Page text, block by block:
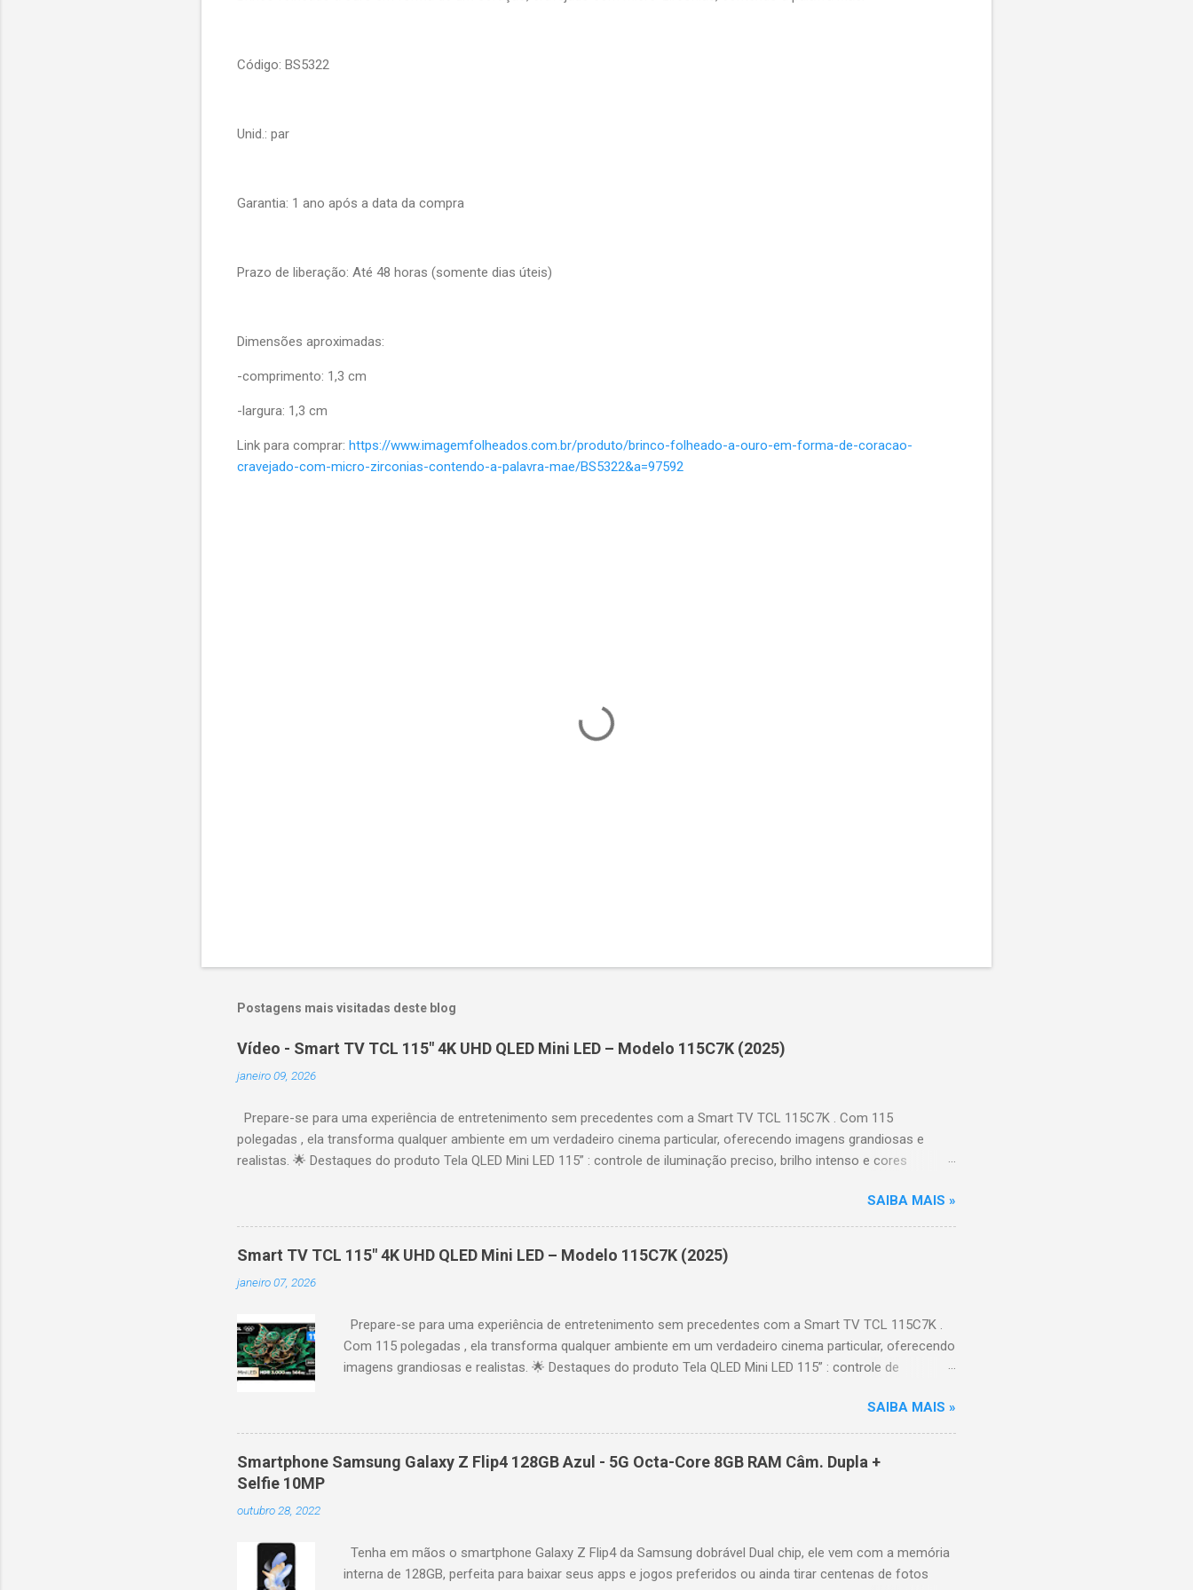
Código: BS5322
Unid.: par
Garantia: 1 ano após a data da compra
Prazo de liberação: Até 48 horas (somente dias úteis)
Dimensões aproximadas:
-comprimento: 1,3 cm
-largura: 1,3 cm
Link para comprar: https://www.imagemfolheados.com.br/produto/brinco-folheado-a-ouro-em-forma-de-coracao-
cravejado-com-micro-zirconias-contendo-a-palavra-mae/BS5322&a=97592
Postagens mais visitadas deste blog
Vídeo - Smart TV TCL 115" 4K UHD QLED Mini LED – Modelo 115C7K (2025)
janeiro 09, 2026
Prepare-se para uma experiência de entretenimento sem precedentes com a Smart TV TCL 115C7K . Com 115
polegadas , ela transforma qualquer ambiente em um verdadeiro cinema particular, oferecendo imagens grandiosas e
realistas. 🌟 Destaques do produto Tela QLED Mini LED 115” : controle de iluminação preciso, brilho intenso e cores
desempenho otimizado para imagens e movimentos fluidos. Taxa de atualização nativa de 144Hz (até 240Hz com DLG) :
ideal para esportes e games, garantindo fluidez e resposta imediata. Google TV integrado : interface intuitiva,
recomendações personalizadas e acesso a aplicativos como YouTube, Netflix, Disney+, Prime Video, HBO Max e muito
mais. Google Assistente : comandos de voz para facilitar sua navegação. 📐 Design e dimensões Largura: 256,6 cm |
Altura: 153,8 cm | Profundidade: 44,5 cm Peso: 99,8 kg (229,3 kg com embalagem) Estrutura imponen...
SAIBA MAIS »
Smart TV TCL 115" 4K UHD QLED Mini LED – Modelo 115C7K (2025)
janeiro 07, 2026
Prepare-se para uma experiência de entretenimento sem precedentes com a Smart TV TCL 115C7K .
Com 115 polegadas , ela transforma qualquer ambiente em um verdadeiro cinema particular, oferecendo
imagens grandiosas e realistas. 🌟 Destaques do produto Tela QLED Mini LED 115” : controle de
contraste profundo em cada cena. Processador AiPQ : desempenho otimizado para imagens e
movimentos fluidos. Taxa de atualização nativa de 144Hz (até 240Hz com DLG) : ideal para esportes e
games, garantindo fluidez e resposta imediata. Google TV integrado : interface intuitiva, recomendações
personalizadas e acesso a aplicativos como YouTube, Netflix, Disney+, Prime Video, HBO Max e muito
SAIBA MAIS »
Smartphone Samsung Galaxy Z Flip4 128GB Azul - 5G Octa-Core 8GB RAM Câm. Dupla +
Selfie 10MP
outubro 28, 2022
Tenha em mãos o smartphone Galaxy Z Flip4 da Samsung dobrável Dual chip, ele vem com a memória
interna de 128GB, perfeita para baixar seus apps e jogos preferidos ou ainda tirar centenas de fotos